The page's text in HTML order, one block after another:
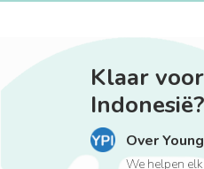
Klaar
Indonesië?
Over
We helpen